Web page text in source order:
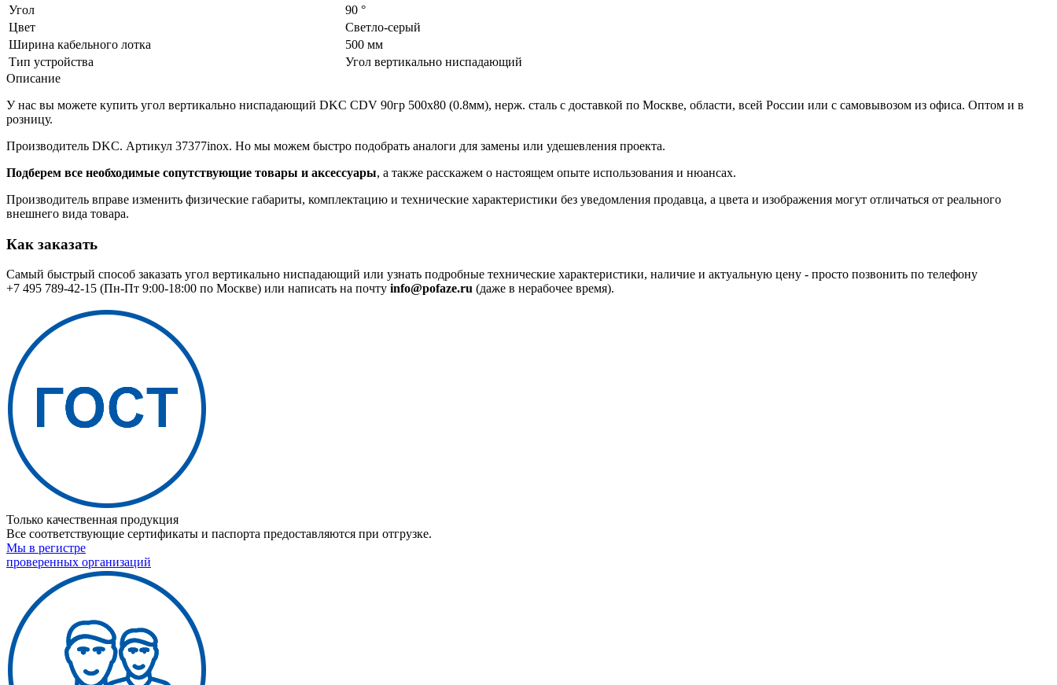
Угол
90 °
Цвет
Светло-серый
Ширина кабельного лотка
500 мм
Тип устройства
Угол вертикально ниспадающий
Описание
У нас вы можете купить угол вертикально ниспадающий DKC CDV 90гр 500х80 (0.8мм), нерж. сталь с доставкой по Москве, области, всей России или с самовывозом из офиса. Оптом и в
розницу.
Производитель DKC. Артикул 37377inox. Но мы можем быстро подобрать аналоги для замены или удешевления проекта.
Подберем все необходимые сопутствующие товары и аксессуары, а также расскажем о настоящем опыте использования и нюансах.
Производитель вправе изменить физические габариты, комплектацию и технические характеристики без уведомления продавца, а цвета и изображения могут отличаться от реального
внешнего вида товара.
Как заказать
Самый быстрый способ заказать угол вертикально ниспадающий или узнать подробные технические характеристики, наличие и актуальную цену - просто позвонить по телефону
+7 495 789-42-15 (Пн-Пт 9:00-18:00 по Москве) или написать на почту info@pofaze.ru (даже в нерабочее время).
Только качественная продукция
Все соответствующие сертификаты и паспорта предоставляются при отгрузке.
Мы в регистре
проверенных организаций